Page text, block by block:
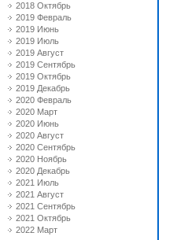
2018 Октябрь
2019 Февраль
2019 Июнь
2019 Июль
2019 Август
2019 Сентябрь
2019 Октябрь
2019 Декабрь
2020 Февраль
2020 Март
2020 Июнь
2020 Август
2020 Сентябрь
2020 Ноябрь
2020 Декабрь
2021 Июль
2021 Август
2021 Сентябрь
2021 Октябрь
2022 Март